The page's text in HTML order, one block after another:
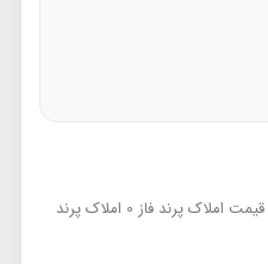
قیمت املاک پرند فاز 0
املاک پرند